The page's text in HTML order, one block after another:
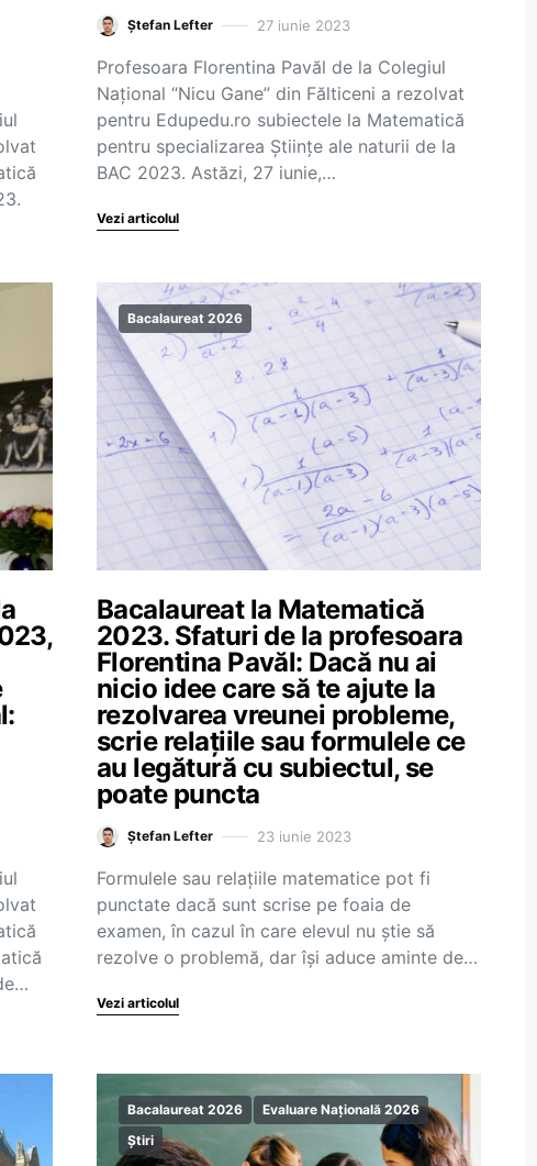
Ștefan Lefter 27 iunie 2023
Profesoara Florentina Pavăl de la Colegiul
Național “Nicu Gane” din Fălticeni a rezolvat
pentru Edupedu.ro subiectele la Matematică
pentru specializarea Științe ale naturii de la
BAC 2023. Astăzi, 27 iunie,…
Vezi articolul
Bacalaureat 2026
Bacalaureat la Matematică
2023. Sfaturi de la profesoara
Florentina Pavăl: Dacă nu ai
nicio idee care să te ajute la
rezolvarea vreunei probleme,
scrie relațiile sau formulele ce
au legătură cu subiectul, se
poate puncta
Ștefan Lefter 23 iunie 2023
Formulele sau relațiile matematice pot fi
punctate dacă sunt scrise pe foaia de
examen, în cazul în care elevul nu știe să
rezolve o problemă, dar își aduce aminte de…
Vezi articolul
Bacalaureat 2026
Evaluare Națională 2026
Știri